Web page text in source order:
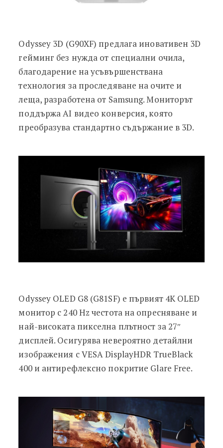
Odyssey 3D (G90XF) предлага иновативен 3D
гейминг без нужда от специални очила,
благодарение на усъвършенствана
технология за проследяване на очите и
леща, разработена от Samsung. Мониторът
поддържа AI видео конверсия, която
преобразува стандартно съдържание в 3D.
Odyssey OLED G8 (G81SF) е първият 4K OLED
монитор с 240 Hz честота на опресняване и
най-високата пикселна плътност за 27″
дисплей. Осигурява невероятно детайлни
изображения с VESA DisplayHDR TrueBlack
400 и антирефлексно покритие Glare Free.